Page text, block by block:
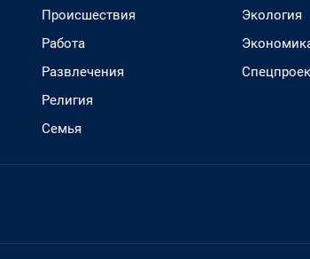
Происшествия
Работа
Развлечения
Религия
Семья
Экология